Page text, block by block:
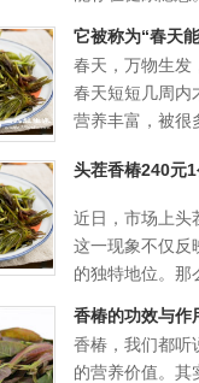
它被称为“春天
春天，万物生发
春天短短几周内
营养丰富，被很
头茬香椿240元
近日，市场上头
这一现象不仅反
的独特地位。那
香椿的功效与作
香椿，我们都听
的营养价值。其